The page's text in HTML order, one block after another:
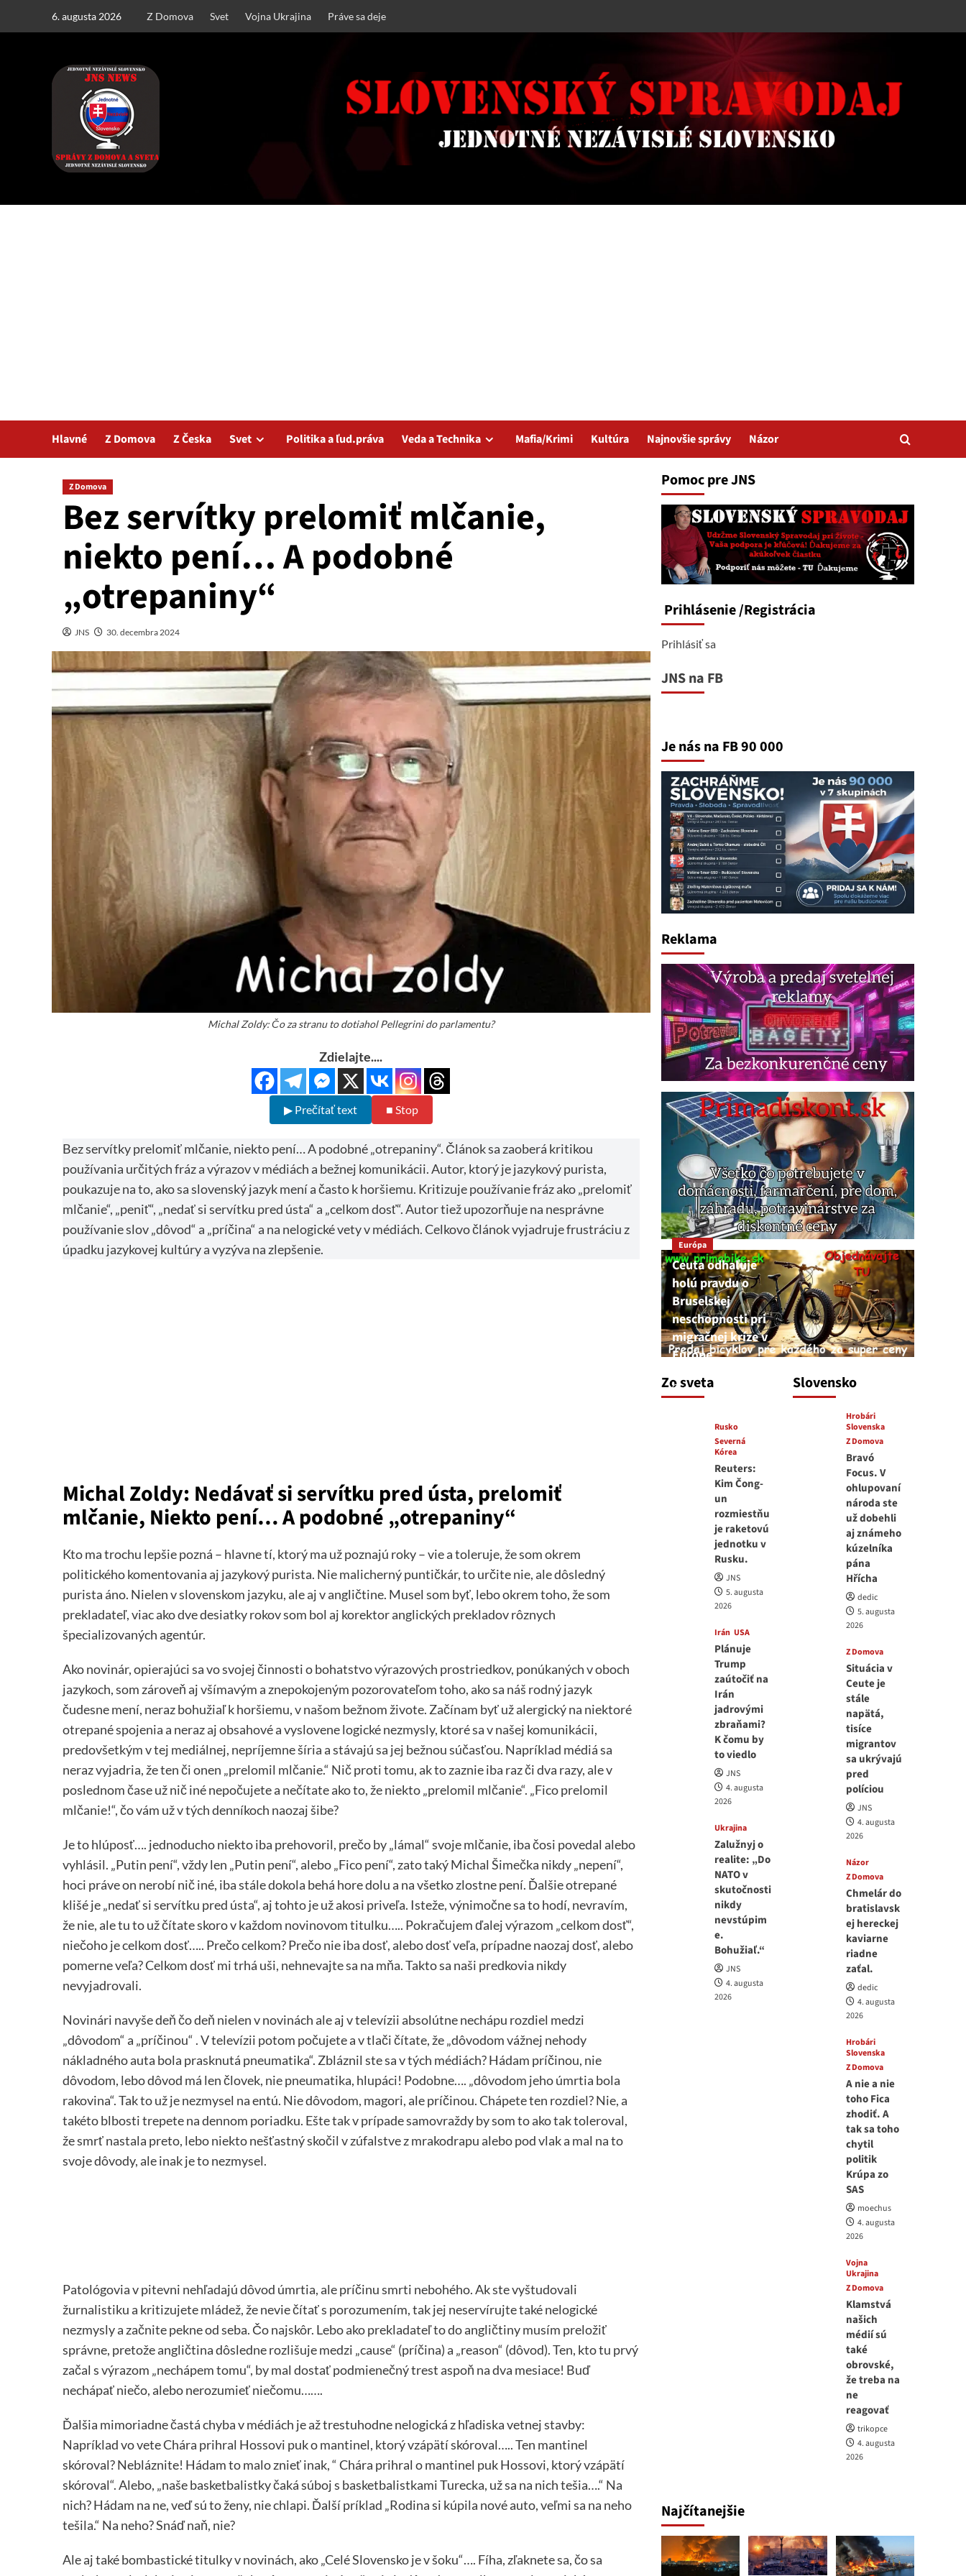
6. augusta 2026 Z Domova Svet Vojna Ukrajina Práve sa deje
Hlavné Z Domova Z Česka Svet Politika a ľud.práva Veda a Technika Mafia/Krimi Kultúra Najnovšie správy Názor
Z Domova
Bez servítky prelomiť mlčanie,
niekto pení… A podobné
„otrepaniny“
JNS 30. decembra 2024
Michal Zoldy: Čo za stranu to dotiahol Pellegrini do parlamentu?
Zdielajte....
▶ Prečítať text ■ Stop
Bez servítky prelomiť mlčanie, niekto pení… A podobné „otrepaniny“. Článok sa zaoberá kritikou
používania určitých fráz a výrazov v médiách a bežnej komunikácii. Autor, ktorý je jazykový purista,
poukazuje na to, ako sa slovenský jazyk mení a často k horšiemu. Kritizuje používanie fráz ako „prelomiť
mlčanie“, „peniť“, „nedať si servítku pred ústa“ a „celkom dosť“. Autor tiež upozorňuje na nesprávne
používanie slov „dôvod“ a „príčina“ a na nelogické vety v médiách. Celkovo článok vyjadruje frustráciu z
úpadku jazykovej kultúry a vyzýva na zlepšenie.
Michal Zoldy: Nedávať si servítku pred ústa, prelomiť
mlčanie, Niekto pení… A podobné „otrepaniny“
Kto ma trochu lepšie pozná – hlavne tí, ktorý ma už poznajú roky – vie a toleruje, že som okrem
politického komentovania aj jazykový purista. Nie malicherný puntičkár, to určite nie, ale dôsledný
purista áno. Nielen v slovenskom jazyku, ale aj v angličtine. Musel som byť, lebo okrem toho, že som
prekladateľ, viac ako dve desiatky rokov som bol aj korektor anglických prekladov rôznych
špecializovaných agentúr.
Ako novinár, opierajúci sa vo svojej činnosti o bohatstvo výrazových prostriedkov, ponúkaných v oboch
jazykoch, som zároveň aj všímavým a znepokojeným pozorovateľom toho, ako sa náš rodný jazyk
čudesne mení, neraz bohužiaľ k horšiemu, v našom bežnom živote. Začínam byť už alergický na niektoré
otrepané spojenia a neraz aj obsahové a vyslovene logické nezmysly, ktoré sa v našej komunikácii,
predovšetkým v tej mediálnej, nepríjemne šíria a stávajú sa jej bežnou súčasťou. Napríklad médiá sa
neraz vyjadria, že ten či onen „prelomil mlčanie.“ Nič proti tomu, ak to zaznie iba raz či dva razy, ale v
poslednom čase už nič iné nepočujete a nečítate ako to, že niekto „prelomil mlčanie“. „Fico prelomil
mlčanie!“, čo vám už v tých denníkoch naozaj šibe?
Je to hlúposť…. jednoducho niekto iba prehovoril, prečo by „lámal“ svoje mlčanie, iba čosi povedal alebo
vyhlásil. „Putin pení“, vždy len „Putin pení“, alebo „Fico pení“, zato taký Michal Šimečka nikdy „nepení“,
hoci práve on nerobí nič iné, iba stále dokola behá hore dolu a na všetko zlostne pení. Ďalšie otrepané
klišé je „nedať si servítku pred ústa“, aj tohto je už akosi priveľa. Isteže, výnimočne sa to hodí, nevravím,
že nie, ale tu to už čítate skoro v každom novinovom titulku….. Pokračujem ďalej výrazom „celkom dosť“,
niečoho je celkom dosť….. Prečo celkom? Prečo nie iba dosť, alebo dosť veľa, prípadne naozaj dosť, alebo
pomerne veľa? Celkom dosť mi trhá uši, nehnevajte sa na mňa. Takto sa naši predkovia nikdy
nevyjadrovali.
Novinári navyše deň čo deň nielen v novinách ale aj v televízii absolútne nechápu rozdiel medzi
„dôvodom“ a „príčinou“ . V televízii potom počujete a v tlači čítate, že „dôvodom vážnej nehody
nákladného auta bola prasknutá pneumatika“. Zbláznil ste sa v tých médiách? Hádam príčinou, nie
dôvodom, lebo dôvod má len človek, nie pneumatika, hlupáci! Podobne…. „dôvodom jeho úmrtia bola
rakovina“. Tak to už je nezmysel na entú. Nie dôvodom, magori, ale príčinou. Chápete ten rozdiel? Nie, a
takéto blbosti trepete na dennom poriadku. Ešte tak v prípade samovraždy by som to ako tak toleroval,
že smrť nastala preto, lebo niekto nešťastný skočil v zúfalstve z mrakodrapu alebo pod vlak a mal na to
svoje dôvody, ale inak je to nezmysel.
Patológovia v pitevni nehľadajú dôvod úmrtia, ale príčinu smrti nebohého. Ak ste vyštudovali
žurnalistiku a kritizujete mládež, že nevie čítať s porozumením, tak jej neservírujte také nelogické
nezmysly a začnite pekne od seba. Čo najskôr. Lebo ako prekladateľ to do angličtiny musím preložiť
správne, pretože angličtina dôsledne rozlišuje medzi „cause“ (príčina) a „reason“ (dôvod). Ten, kto tu prvý
začal s výrazom „nechápem tomu“, by mal dostať podmienečný trest aspoň na dva mesiace! Buď
nechápať niečo, alebo nerozumieť niečomu…….
Ďalšia mimoriadne častá chyba v médiách je až trestuhodne nelogická z hľadiska vetnej stavby:
Napríklad vo vete Chára prihral Hossovi puk o mantinel, ktorý vzápätí skóroval….. Ten mantinel
skóroval? Nebláznite! Hádam to malo znieť inak, “ Chára prihral o mantinel puk Hossovi, ktorý vzápätí
skóroval“. Alebo, „naše basketbalistky čaká súboj s basketbalistkami Turecka, už sa na nich tešia….“ Na
nich? Hádam na ne, veď sú to ženy, nie chlapi. Ďalší príklad „Rodina si kúpila nové auto, veľmi sa na neho
tešila.“ Na neho? Snáď naň, nie?
Ale aj také bombastické titulky v novinách, ako „Celé Slovensko je v šoku“…. Fíha, zľaknete sa, čo sa
Pomoc pre JNS
Prihlásenie/Registrácia
Prihlásiť sa
JNS na FB
Je nás na FB 90 000
Reklama
Zo sveta
Európa
Ceuta odhaľuje
holú pravdu o
Bruselskej
neschopnosti pri
migračnej kríze v
Európe
5. augusta 2026
Rusko
Severná
Kórea
Reuters:
Kim Čong-
un
rozmiestňu
je raketovú
jednotku v
Rusku.
JNS
5. augusta
2026
Irán USA
Plánuje
Trump
zaútočiť na
Irán
jadrovými
zbraňami?
K čomu by
to viedlo
JNS
4. augusta
2026
Ukrajina
Zalužnyj o
realite: „Do
NATO v
skutočnosti
nikdy
nevstúpim
e.
Bohužiaľ.“
JNS
4. augusta
2026
Slovensko
Hrobári
Slovenska
Z Domova
Bravó
Focus. V
ohlupovaní
národa ste
už dobehli
aj známeho
kúzelníka
pána
Hřícha
dedic
5. augusta
2026
Z Domova
Situácia v
Ceute je
stále
napätá,
tisíce
migrantov
sa ukrývajú
pred
políciou
JNS
4. augusta
2026
Názor
Z Domova
Chmelár do
bratislavsk
ej hereckej
kaviarne
riadne
zaťal.
dedic
4. augusta
2026
Hrobári
Slovenska
Z Domova
A nie a nie
toho Fica
zhodiť. A
tak sa toho
chytil
politik
Krúpa zo
SAS
moechus
4. augusta
2026
Vojna
Ukrajina
Z Domova
Klamstvá
našich
médií sú
také
obrovské,
že treba na
ne
reagovať
trikopce
4. augusta
2026
Najčítanejšie